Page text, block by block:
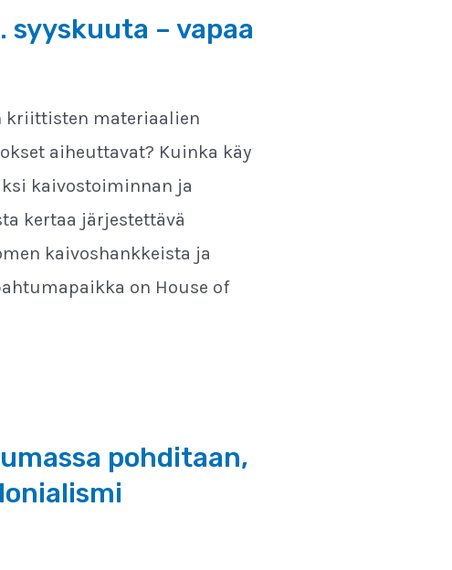
syyskuuta – vapaa
kriittisten materiaalien
aiheuttavat? Kuinka käy
kaivostoiminnan ja
kertaa järjestettävä
kaivoshankkeista ja
on House of
pohditaan,